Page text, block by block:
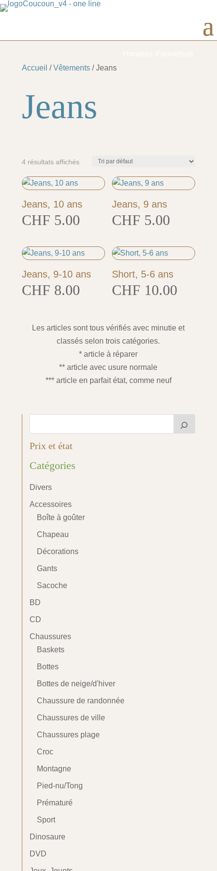
Accueil /Vêtements/ Jeans
Jeans
4 résultats affichés
Jeans, 10 ans
CHF 5.00
Jeans, 9 ans
CHF 5.00
Jeans, 9-10 ans
CHF 8.00
Short, 5-6 ans
CHF 10.00
Les articles sont tous vérifiés avec minutie et
classés selon trois catégories.
* article à réparer
** article avec usure normale
*** article en parfait état, comme neuf
Prix et état
Catégories
Divers
Accessoires
Boîte à goûter
Chapeau
Décorations
Gants
Sacoche
BD
CD
Chaussures
Baskets
Bottes
Bottes de neige/d'hiver
Chaussure de randonnée
Chaussures de ville
Chaussures plage
Croc
Montagne
Pied-nu/Tong
Prématuré
Sport
Dinosaure
DVD